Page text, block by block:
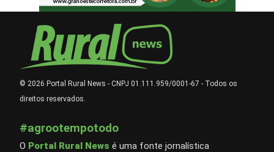
© 2026 Portal Rural News - CNPJ 01.111.959/0001-67 - Todos os
direitos reservados.
#agrootempotodo
O Portal Rural News é uma fonte jornalística